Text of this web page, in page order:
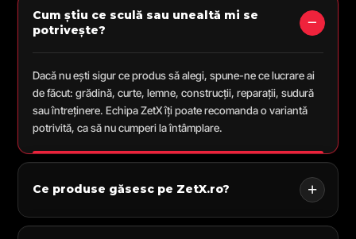
Cum știu ce sculă sau unealtă mi se
potrivește?
Dacă nu ești sigur ce produs să alegi, spune-ne ce lucrare ai
de făcut: grădină, curte, lemne, construcții, reparații, sudură
sau întreținere. Echipa ZetX îți poate recomanda o variantă
potrivită, ca să nu cumperi la întâmplare.
Ce produse găsesc pe ZetX.ro?